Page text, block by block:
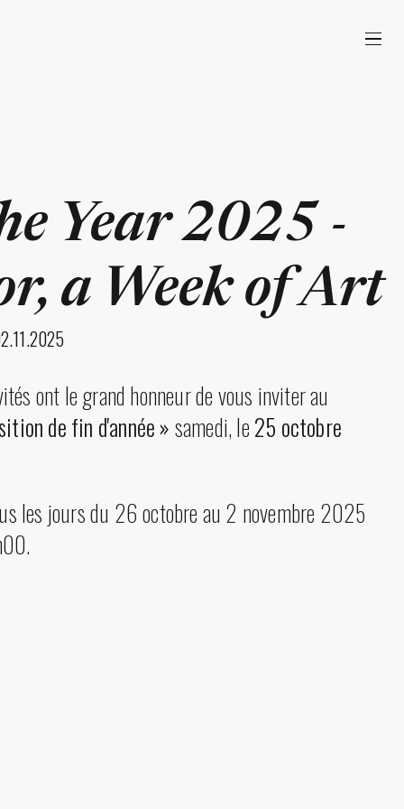
Year 2025 -
a Week of Art
ont le grand honneur de vous inviter au
de fin d'année »samedi, le25 octobre
les jours du 26 octobre au 2 novembre 2025